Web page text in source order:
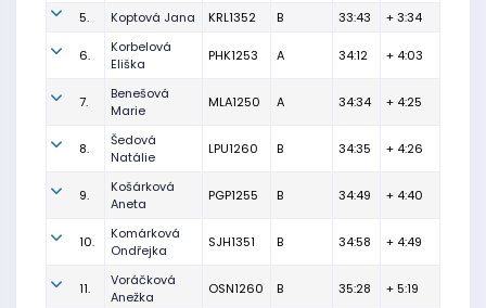
5. Koptová Jana KRL1352 B 33:43 + 3:34
6.
Korbelová
Eliška
PHK1253 A 34:12 + 4:03
7.
Benešová
Marie
MLA1250 A 34:34 + 4:25
8.
Šedová
Natálie
LPU1260 B 34:35 + 4:26
9.
Košárková
Aneta
PGP1255 B 34:49 + 4:40
10.
Komárková
Ondřejka
SJH1351 B 34:58 + 4:49
11.
Voráčková
Anežka
OSN1260 B 35:28 + 5:19